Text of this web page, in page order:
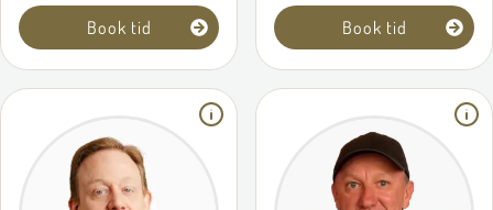
Book tid Book tid